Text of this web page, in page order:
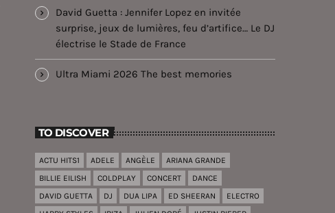
David Guetta : Jennifer Lopez en invitée
surprise, jeux de lumières, feu d’artifice… Le DJ
électrise le Stade de France
Ultra Miami 2026 The best memories
TO DISCOVER
ACTU HITS1 ADELE ANGÈLE
ARIANA GRANDE
BILLIE EILISH
COLDPLAY CONCERT
DANCE
DAVID GUETTA
DJ DUA LIPA ED SHEERAN
ELECTRO